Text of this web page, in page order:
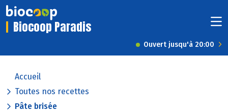
Biocoop Paradis
Ouvert jusqu'à 20:00
Accueil
Toutes nos recettes
Pâte brisée